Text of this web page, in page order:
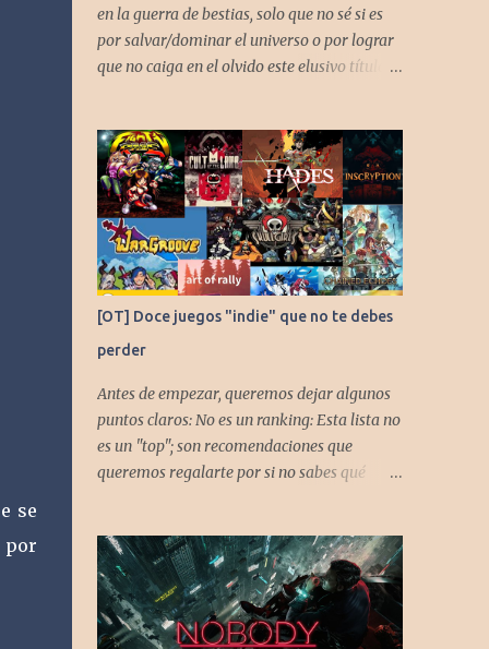
se
por
en la guerra de bestias, solo que no sé si es
por salvar/dominar el universo o por lograr
que no caiga en el olvido este elusivo título
[OT] Doce juegos "indie" que no te debes
perder
Antes de empezar, queremos dejar algunos
puntos claros: No es un ranking: Esta lista no
es un "top"; son recomendaciones que
queremos regalarte por si no sabes qué
fuertes de cada título, pero todos tienen
profundidad de sobra para explorar.
Variedad de géneros: Hemos evitado repetir
géneros para asegurar que, al menos uno, se